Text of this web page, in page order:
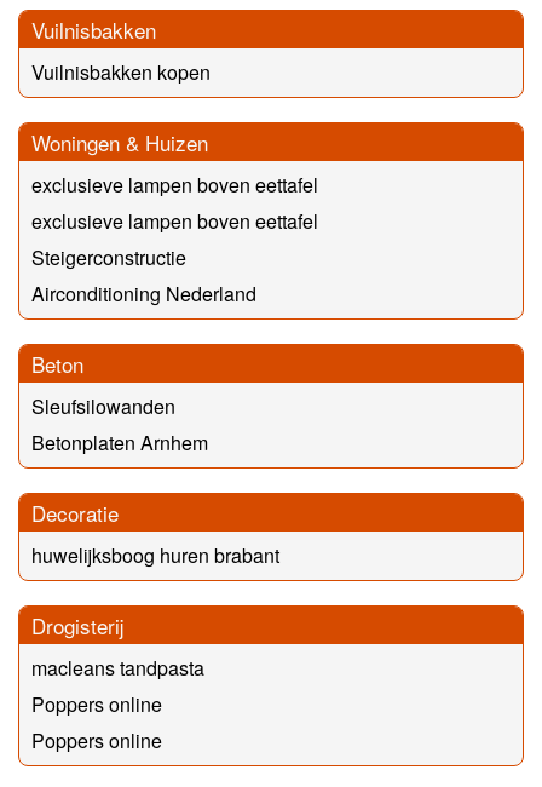
Vuilnisbakken
Vuilnisbakken kopen
Woningen & Huizen
exclusieve lampen boven eettafel
exclusieve lampen boven eettafel
Steigerconstructie
Airconditioning Nederland
Beton
Sleufsilowanden
Betonplaten Arnhem
Decoratie
huwelijksboog huren brabant
Drogisterij
macleans tandpasta
Poppers online
Poppers online